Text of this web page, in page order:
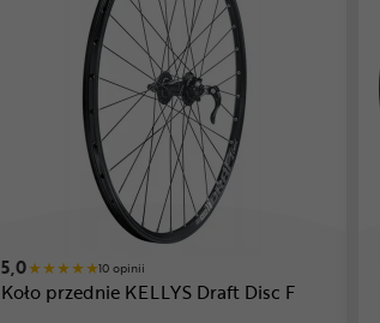
5,0 10 opinii
Koło przednie KELLYS Draft Disc F